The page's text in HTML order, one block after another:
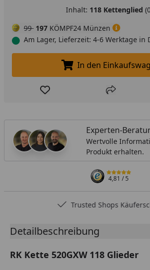
Inhalt: 118 Kettenglied
99 197 KÖMPF24 Münzen
Am Lager, Lieferzeit: 4-6 Werktage in
In den
In den
Produkt zur Wunschliste
Teilen
Experten-
Wertvolle
Produkt erhalten.
4,81/ 5
Trusted Shops
Detailbeschreibung
RK Kette 520GXW 118 Glieder